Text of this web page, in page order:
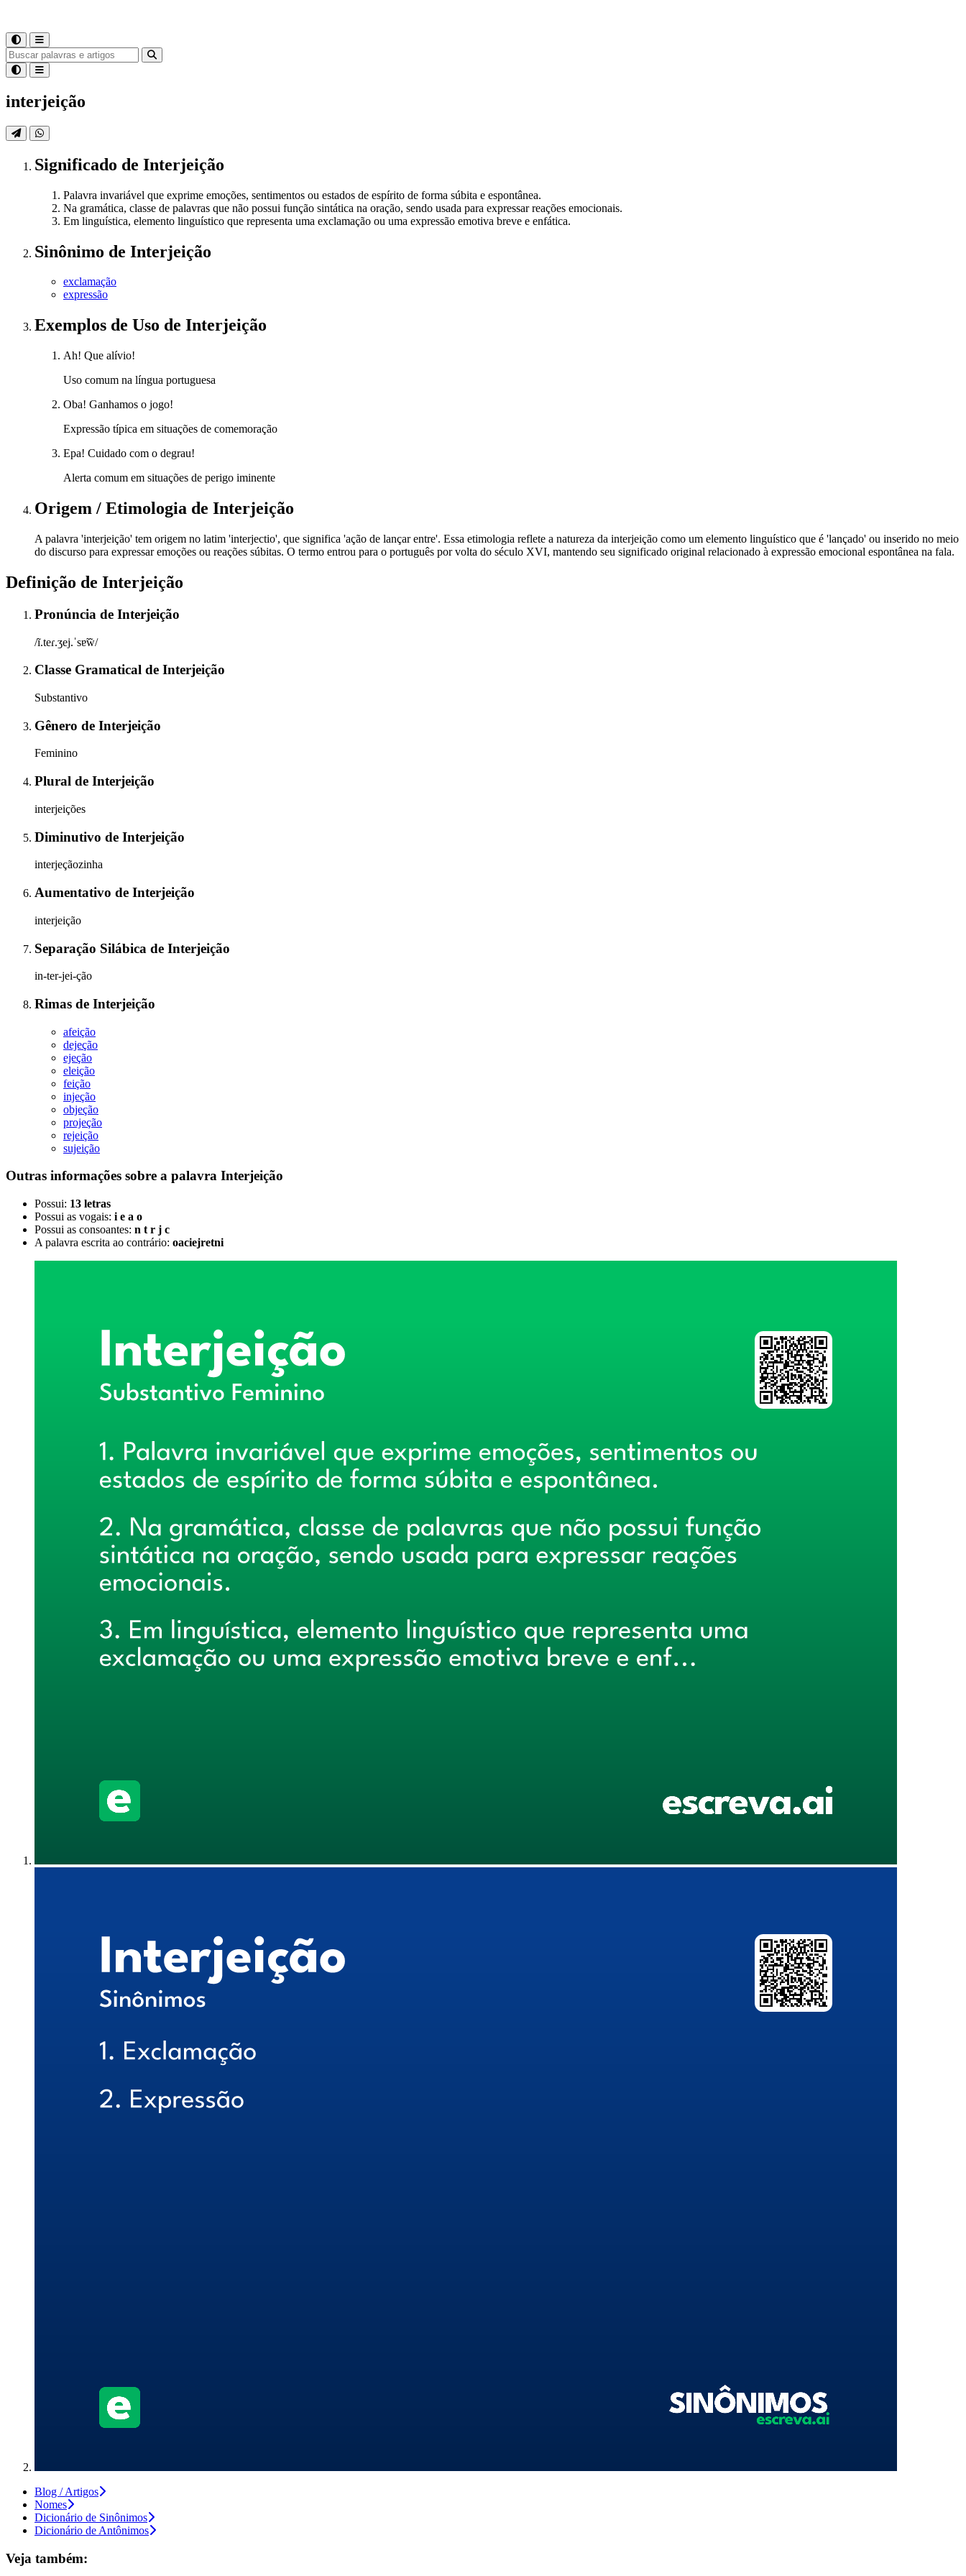
interjeição
Significado de Interjeição
Palavra invariável que exprime emoções, sentimentos ou estados de espírito de forma súbita e espontânea.
Na gramática, classe de palavras que não possui função sintática na oração, sendo usada para expressar reações emocionais.
Em linguística, elemento linguístico que representa uma exclamação ou uma expressão emotiva breve e enfática.
Sinônimo de Interjeição
exclamação
expressão
Exemplos de Uso de Interjeição
Ah! Que alívio!
Uso comum na língua portuguesa
Oba! Ganhamos o jogo!
Expressão típica em situações de comemoração
Epa! Cuidado com o degrau!
Alerta comum em situações de perigo iminente
Origem / Etimologia de Interjeição
A palavra 'interjeição' tem origem no latim 'interjectio', que significa 'ação de lançar entre'. Essa etimologia reflete a natureza da interjeição como um elemento linguístico que é 'lançado' ou inserido no meio
do discurso para expressar emoções ou reações súbitas. O termo entrou para o português por volta do século XVI, mantendo seu significado original relacionado à expressão emocional espontânea na fala.
Definição de Interjeição
Pronúncia de Interjeição
/ĩ.teɾ.ʒej.ˈsɐ̃w̃/
Classe Gramatical de Interjeição
Substantivo
Gênero de Interjeição
Feminino
Plural de Interjeição
interjeições
Diminutivo de Interjeição
interjeçãozinha
Aumentativo de Interjeição
interjeição
Separação Silábica de Interjeição
in-ter-jei-ção
Rimas de Interjeição
afeição
dejeção
ejeção
eleição
feição
injeção
objeção
projeção
rejeição
sujeição
Outras informações sobre a palavra Interjeição
Possui: 13 letras
Possui as vogais: i e a o
Possui as consoantes: n t r j c
A palavra escrita ao contrário: oaciejretni
Blog / Artigos
Nomes
Dicionário de Sinônimos
Dicionário de Antônimos
Veja também: